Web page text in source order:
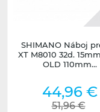
SHIMANO Náboj
XT M8010 32d.
OLD 110mm...
44,96 €
51,96 €